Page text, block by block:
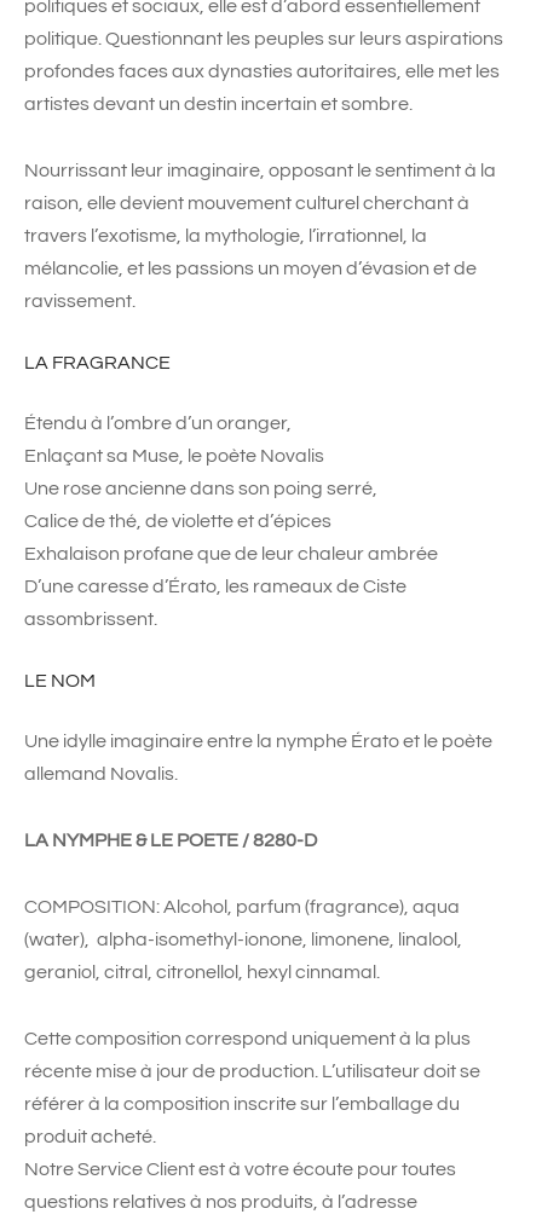
politiques et sociaux, elle est d’abord essentiellement
politique. Questionnant les peuples sur leurs aspirations
profondes faces aux dynasties autoritaires, elle met les
artistes devant un destin incertain et sombre.
Nourrissant leur imaginaire, opposant le sentiment à la
raison, elle devient mouvement culturel cherchant à
travers l’exotisme, la mythologie, l’irrationnel, la
mélancolie, et les passions un moyen d’évasion et de
ravissement.
LA FRAGRANCE
Étendu à l’ombre d’un oranger,
Enlaçant sa Muse, le poète Novalis
Une rose ancienne dans son poing serré,
Calice de thé, de violette et d’épices
Exhalaison profane que de leur chaleur ambrée
D’une caresse d’Érato, les rameaux de Ciste
assombrissent.
LE NOM
Une idylle imaginaire entre la nymphe Érato et le poète
allemand Novalis.
LA NYMPHE & LE POETE / 8280-D
COMPOSITION: Alcohol, parfum (fragrance), aqua
(water),
alpha-isomethyl-ionone, limonene, linalool,
geraniol, citral, citronellol, hexyl cinnamal.
Cette composition correspond uniquement à la plus
récente mise à jour de production. L’utilisateur doit se
référer à la composition inscrite sur l’emballage du
produit acheté.
Notre Service Client est à votre écoute pour toutes
questions relatives à nos produits, à l’adresse